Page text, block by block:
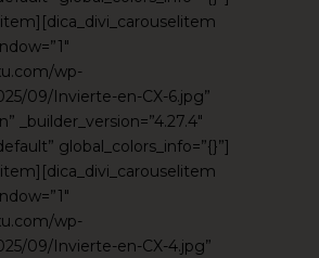
wp-
09/Invierte-en-CX-6.jpg”
_builder_version=”4.27.4″
global_colors_info=”{}”]
wp-
09/Invierte-en-CX-4.jpg”